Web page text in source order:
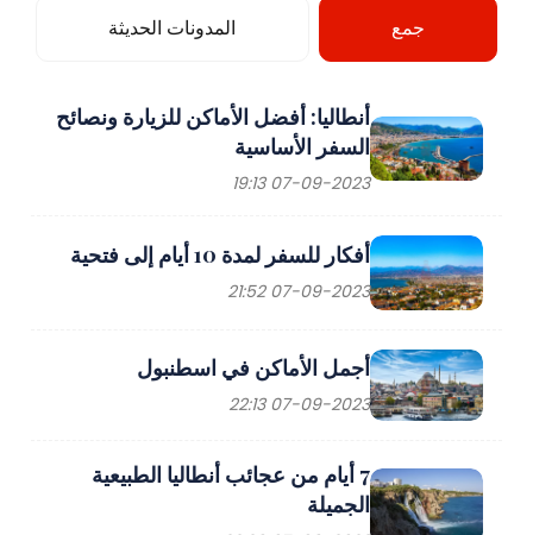
جمع المدونات الحديثة
أنطاليا: أفضل الأماكن للزيارة ونصائح
السفر الأساسية
07-09-2023 19:13
أفكار للسفر لمدة 10 أيام إلى فتحية
07-09-2023 21:52
أجمل الأماكن في اسطنبول
07-09-2023 22:13
7 أيام من عجائب أنطاليا الطبيعية
الجميلة